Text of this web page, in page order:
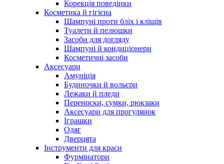
Корекція поведінки
Косметика й гігієна
Шампуні проти бліх і кліщів
Туалети й пелюшки
Засоби для догляду
Шампуні й кондиціонери
Косметичні засоби
Аксесуари
Амуніція
Будиночки й вольєри
Лежаки й пледи
Переноски, сумки, рюкзаки
Аксесуари для прогулянок
Іграшки
Одяг
Дверцята
Інструменти для краси
Фурмінатори